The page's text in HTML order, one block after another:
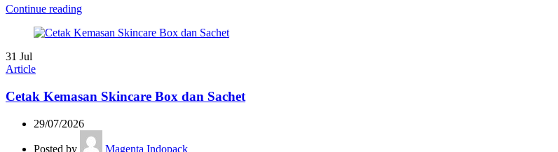
Continue reading
31 Jul
Article
Cetak Kemasan Skincare Box dan Sachet
29/07/2026
Posted by Magenta Indopack